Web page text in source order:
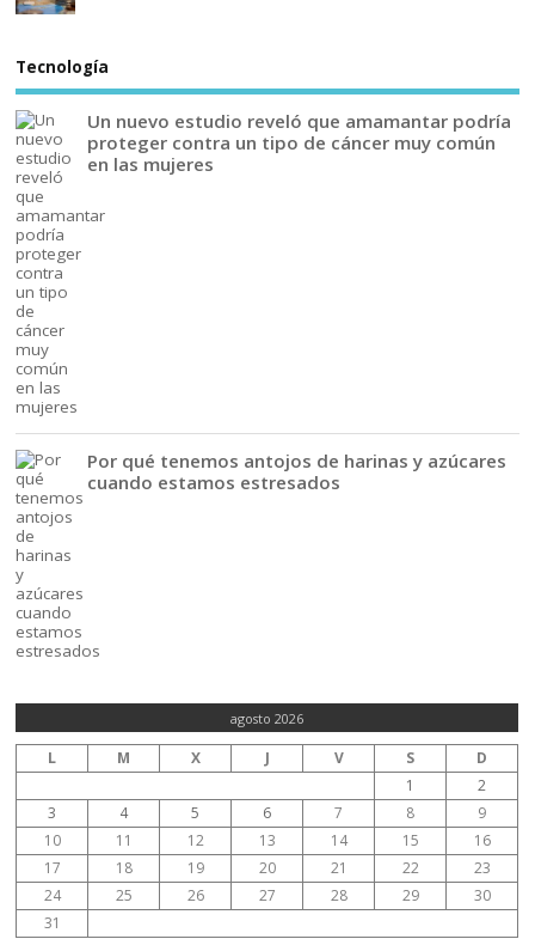
Tecnología
Un nuevo estudio reveló que amamantar podría
proteger contra un tipo de cáncer muy común
en las mujeres
Por qué tenemos antojos de harinas y azúcares
cuando estamos estresados
agosto 2026
L M X J V S
D
1
2
3
4 5 6 7 8
9
10
11 12 13 14 15
16
17
18 19 20 21 22
23
24
25 26 27 28 29
30
31